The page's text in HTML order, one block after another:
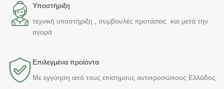
Υποστήριξη
τεχνική υποστήριξη , συμβουλές προτάσεις και μετά την
αγορά
Επιλεγμένα προϊόντα​
Με εγγύηση από τους επίσημους αντιπροσώπους Ελλάδος